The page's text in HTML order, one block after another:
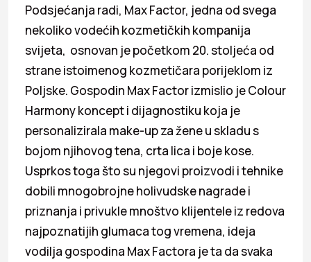
Podsjećanja radi, Max Factor, jedna od svega
nekoliko vodećih kozmetičkih kompanija
svijeta, osnovan je početkom 20. stoljeća od
strane istoimenog kozmetičara porijeklom iz
Poljske. Gospodin Max Factor izmislio je Colour
Harmony koncept i dijagnostiku koja je
personalizirala make-up za žene u skladu s
bojom njihovog tena, crta lica i boje kose.
Usprkos toga što su njegovi proizvodi i tehnike
dobili mnogobrojne holivudske nagrade i
priznanja i privukle mnoštvo klijentele iz redova
najpoznatijih glumaca tog vremena, ideja
vodilja gospodina Max Factora je ta da svaka